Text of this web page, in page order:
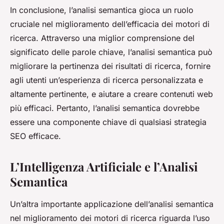
In conclusione, l’analisi semantica gioca un ruolo
cruciale nel miglioramento dell’efficacia dei motori di
ricerca. Attraverso una miglior comprensione del
significato delle parole chiave, l’analisi semantica può
migliorare la pertinenza dei risultati di ricerca, fornire
agli utenti un’esperienza di ricerca personalizzata e
altamente pertinente, e aiutare a creare contenuti web
più efficaci. Pertanto, l’analisi semantica dovrebbe
essere una componente chiave di qualsiasi strategia
SEO efficace.
L’Intelligenza Artificiale e l’Analisi
Semantica
Un’altra importante applicazione dell’analisi semantica
nel miglioramento dei motori di ricerca riguarda l’uso